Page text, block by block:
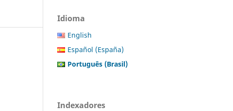
Idioma
English
Español (España)
Português (Brasil)
Indexadores